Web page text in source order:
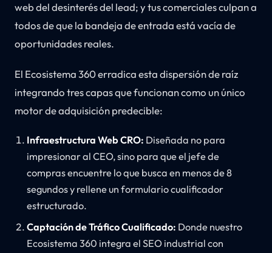
web del desinterés del lead; y tus comerciales culpan a
todos de que la bandeja de entrada está vacía de
oportunidades reales.
El Ecosistema 360 erradica esta dispersión de raíz
integrando tres capas que funcionan como un único
motor de adquisición predecible:
Infraestructura Web CRO: Diseñada no para
impresionar al CEO, sino para que el jefe de
compras encuentre lo que busca en menos de 8
segundos y rellene un formulario cualificador
estructurado.
Captación de Tráfico Cualificado: Donde nuestro
Ecosistema 360 integra el SEO industrial con